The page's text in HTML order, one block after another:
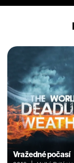
Vražedné počasí